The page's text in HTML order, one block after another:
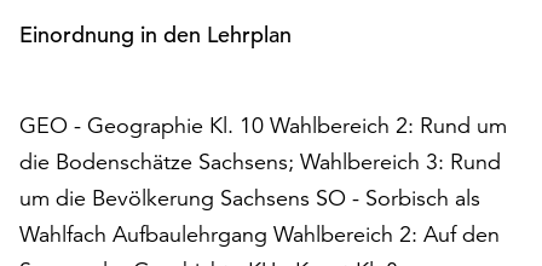
die
verwendeten
Cookies
anpassen,
erreichen
Einordnung in den Lehrplan
GEO - Geographie Kl. 10 Wahlbereich 2: Rund um
die Bodenschätze Sachsens; Wahlbereich 3: Rund
um die Bevölkerung Sachsens SO - Sorbisch als
Wahlfach Aufbaulehrgang Wahlbereich 2: Auf den